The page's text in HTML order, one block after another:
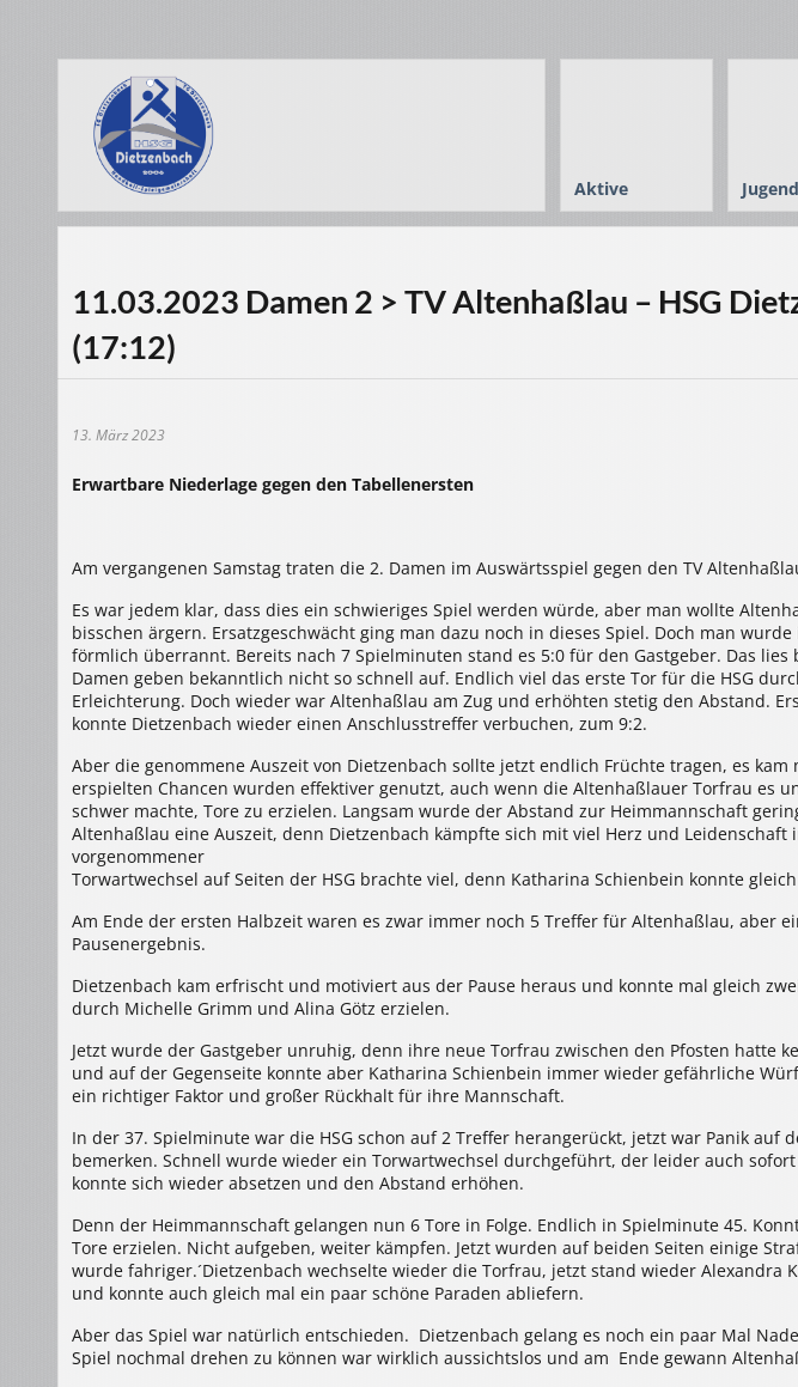
Aktive Jugend
11.03.2023 Damen 2 > TV Altenhaßlau – HSG
(17:12)
13. März 2023
Erwartbare Niederlage gegen den Tabellenersten
Am vergangenen Samstag traten die 2. Damen im Auswärtsspiel gegen den TV
Es war jedem klar, dass dies ein schwieriges Spiel werden würde, aber man wollte
bisschen ärgern. Ersatzgeschwächt ging man dazu noch in dieses Spiel. Doch man
förmlich überrannt. Bereits nach 7 Spielminuten stand es 5:0 für den Gastgeber. Das lies
Damen geben bekanntlich nicht so schnell auf. Endlich viel das erste Tor für die HSG
Erleichterung. Doch wieder war Altenhaßlau am Zug und erhöhten stetig den Abstand.
konnte Dietzenbach wieder einen Anschlusstreffer verbuchen, zum 9:2.
Aber die genommene Auszeit von Dietzenbach sollte jetzt endlich Früchte tragen, es
erspielten Chancen wurden effektiver genutzt, auch wenn die Altenhaßlauer Torfrau es
schwer machte, Tore zu erzielen. Langsam wurde der Abstand zur Heimmannschaft
Altenhaßlau eine Auszeit, denn Dietzenbach kämpfte sich mit viel Herz und Leidenschaft
vorgenommener
Torwartwechsel auf Seiten der HSG brachte viel, denn Katharina Schienbein konnte
Am Ende der ersten Halbzeit waren es zwar immer noch 5 Treffer für Altenhaßlau, aber
Pausenergebnis.
Dietzenbach kam erfrischt und motiviert aus der Pause heraus und konnte mal gleich
durch Michelle Grimm und Alina Götz erzielen.
Jetzt wurde der Gastgeber unruhig, denn ihre neue Torfrau zwischen den Pfosten hatte
und auf der Gegenseite konnte aber Katharina Schienbein immer wieder gefährliche
ein richtiger Faktor und großer Rückhalt für ihre Mannschaft.
In der 37. Spielminute war die HSG schon auf 2 Treffer herangerückt, jetzt war Panik auf
bemerken. Schnell wurde wieder ein Torwartwechsel durchgeführt, der leider auch
konnte sich wieder absetzen und den Abstand erhöhen.
Denn der Heimmannschaft gelangen nun 6 Tore in Folge. Endlich in Spielminute 45.
Tore erzielen. Nicht aufgeben, weiter kämpfen. Jetzt wurden auf beiden Seiten einige
wurde fahriger.´Dietzenbach wechselte wieder die Torfrau, jetzt stand wieder Alexandra
und konnte auch gleich mal ein paar schöne Paraden abliefern.
Aber das Spiel war natürlich entschieden. Dietzenbach gelang es noch ein paar Mal
Spiel nochmal drehen zu können war wirklich aussichtslos und am Ende gewann